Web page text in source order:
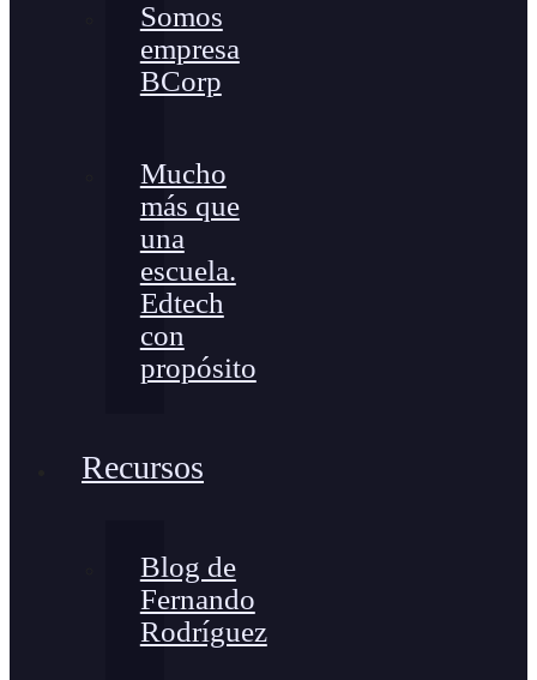
Somos
empresa
BCorp
Mucho
más que
una
escuela.
Edtech
con
propósito
Recursos
Blog de
Fernando
Rodríguez